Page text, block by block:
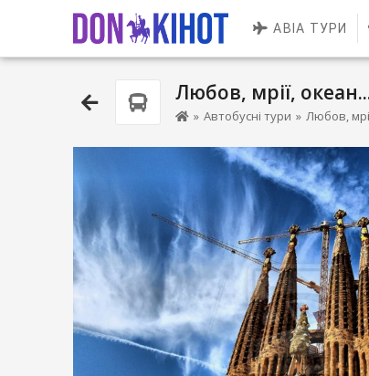
АВІА ТУРИ
Любов, мрії,
» Автобусні тури » Любов,